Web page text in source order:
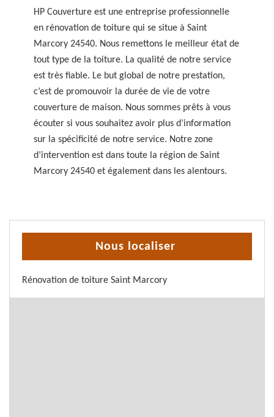
HP Couverture est une entreprise professionnelle
en rénovation de toiture qui se situe à Saint
Marcory 24540. Nous remettons le meilleur état de
tout type de la toiture. La qualité de notre service
est très fiable. Le but global de notre prestation,
c’est de promouvoir la durée de vie de votre
couverture de maison. Nous sommes prêts à vous
écouter si vous souhaitez avoir plus d’information
sur la spécificité de notre service. Notre zone
d’intervention est dans toute la région de Saint
Marcory 24540 et également dans les alentours.
Nous localiser
Rénovation de toiture Saint Marcory